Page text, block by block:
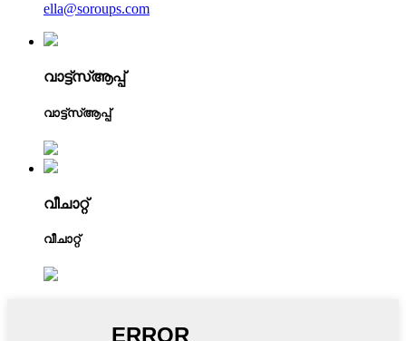
ella@soroups.com
വാട്ട്‌സ്ആപ്പ്
വാട്ട്‌സ്ആപ്പ്
വീചാറ്റ്
വീചാറ്റ്